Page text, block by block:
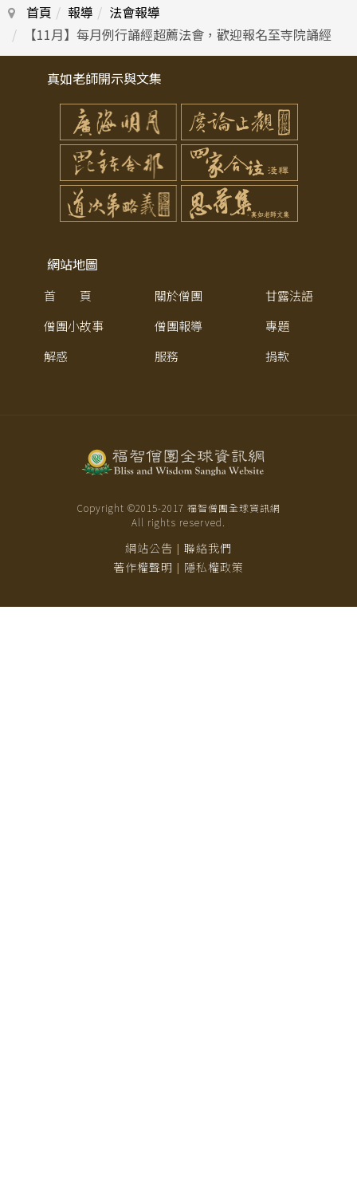
首頁 報導
法會報導
【11月】每月例行誦經超薦法會，歡迎報名至寺院誦經
真如老師開示與文集
網站地圖
首 頁 關於僧團
甘露法語
僧團小故事
僧團報導
專題
解惑
服務 捐款
Copyright ©2015-2017 福智僧團全球資訊網
All rights reserved.
網站公告 | 聯絡我們
著作權聲明 | 隱私權政策